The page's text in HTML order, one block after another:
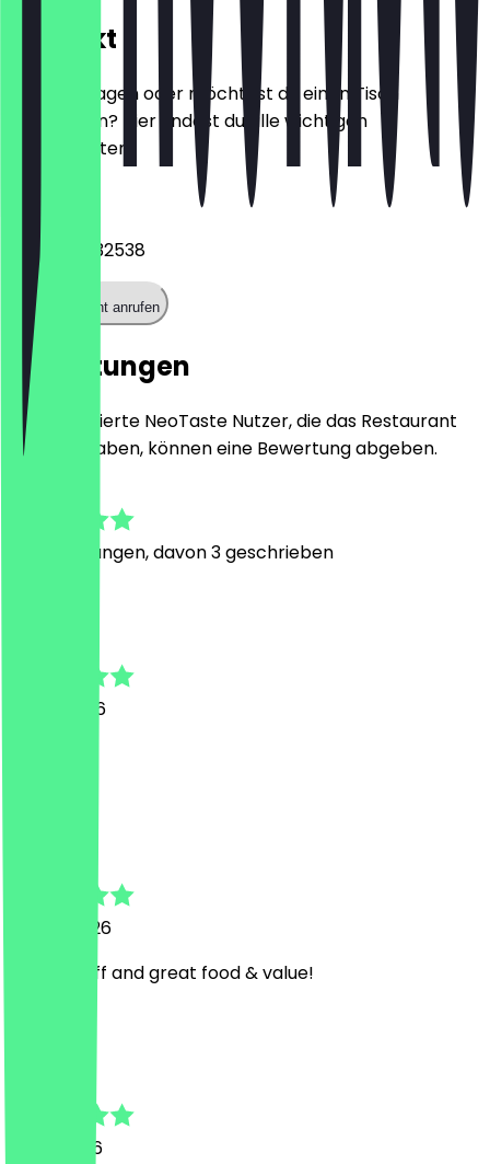
Kontakt
Hast du Fragen oder möchtest du einen Tisch
reservieren? Hier findest du alle wichtigen
Kontaktdaten.
+493062732538
Restaurant anrufen
Bewertungen
Nur registrierte NeoTaste Nutzer, die das Restaurant
besucht haben, können eine Bewertung abgeben.
Bewertungen, davon 3 geschrieben
17. Juli 2026
19. Juni 2026
Lovely staff and great food & value!
11. Mai 2026